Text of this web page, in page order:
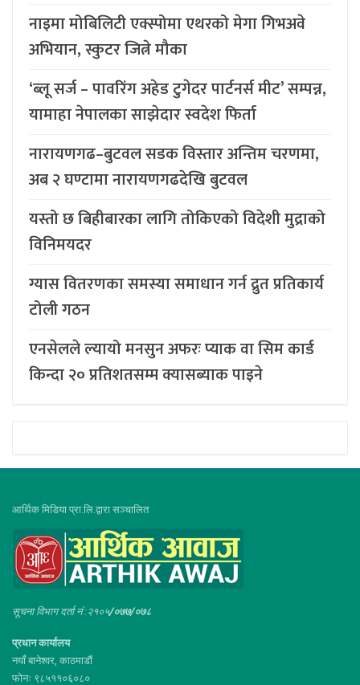
नाइमा मोबिलिटी एक्स्पोमा एथरको मेगा गिभअवे
अभियान, स्कुटर जित्ने मौका
‘ब्लू सर्ज – पावरिंग अहेड टुगेदर पार्टनर्स मीट’ सम्पन्न,
यामाहा नेपालका साझेदार स्वदेश फिर्ता
नारायणगढ–बुटवल सडक विस्तार अन्तिम चरणमा,
अब २ घण्टामा नारायणगढदेखि बुटवल
यस्तो छ बिहीबारका लागि तोकिएको विदेशी मुद्राको
विनिमयदर
ग्यास वितरणका समस्या समाधान गर्न द्रुत प्रतिकार्य
टोली गठन
एनसेलले ल्यायो मनसुन अफरः प्याक वा सिम कार्ड
किन्दा २० प्रतिशतसम्म क्यासब्याक पाइने
आर्थिक मिडिया प्रा.लि.द्वारा सञ्चालित
सूचना विभाग दर्ता नं :२१०५/०७७/०७८
प्रधान कार्यालय
नयाँ बानेश्वर, काठमाडौं
फोनः ९८५११०६०८०